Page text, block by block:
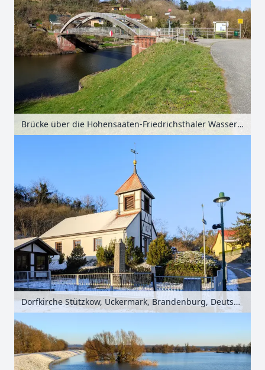
Brücke über die Hohensaaten-Friedrichsthaler Wasserstraße bei Stützkow, Uckermark, Brandenburg, Deutschland
Dorfkirche Stützkow, Uckermark, Brandenburg, Deutschland